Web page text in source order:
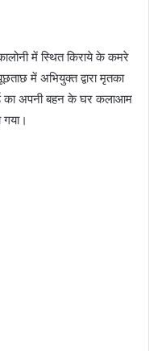
में स्थित किराये के कमरे
में अभियुक्त द्वारा मृतका
का अपनी बहन के घर कलाआम
गया।